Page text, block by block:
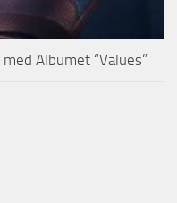
Albumet “Values”